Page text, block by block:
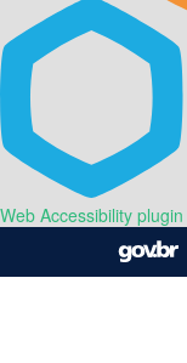
Web Accessibility plugin